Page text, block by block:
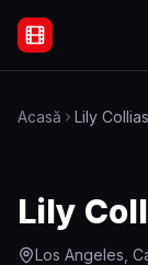
Filme Online
Acasă Lily Collias
Lily
Los Angeles,